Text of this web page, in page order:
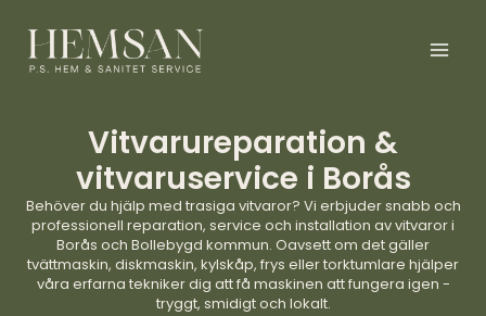
innehåll
Vitvarureparation &
vitvaruservice i Borås
Behöver du hjälp med trasiga vitvaror? Vi erbjuder snabb och
professionell reparation, service och installation av vitvaror i
Borås och Bollebygd kommun. Oavsett om det gäller
tvättmaskin, diskmaskin, kylskåp, frys eller torktumlare hjälper
våra erfarna tekniker dig att få maskinen att fungera igen -
tryggt, smidigt och lokalt.